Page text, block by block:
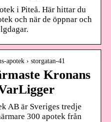
i Piteå. Här hittar du
och när de öppnar och
apotek › storgatan-41
Kronans
AB är Sveriges tredje
300 apotek från